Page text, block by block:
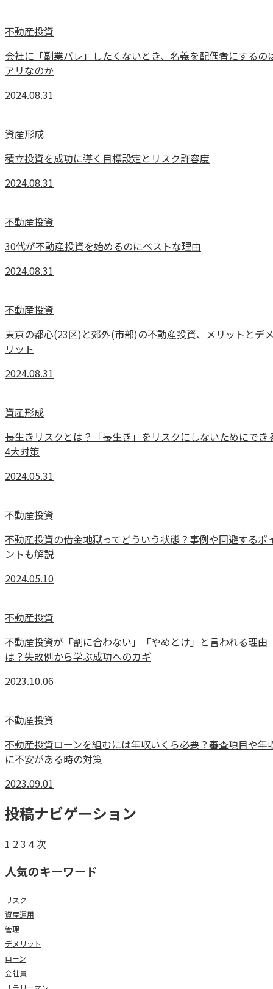
不動産投資
会社に「副業バレ」したくないとき、名義を配偶者にするの
アリなのか
2024.08.31
資産形成
積立投資を成功に導く目標設定とリスク許容度
2024.08.31
不動産投資
30代が不動産投資を始めるのにベストな理由
2024.08.31
不動産投資
東京の都心(23区)と郊外(市部)の不動産投資、メリットとデ
リット
2024.08.31
資産形成
長生きリスクとは？「長生き」をリスクにしないためにでき
4大対策
2024.05.31
不動産投資
不動産投資の借金地獄ってどういう状態？事例や回避するポ
ントも解説
2024.05.10
不動産投資
不動産投資が「割に合わない」「やめとけ」と言われる理由
は？失敗例から学ぶ成功へのカギ
2023.10.06
不動産投資
不動産投資ローンを組むには年収いくら必要？審査項目や年
に不安がある時の対策
2023.09.01
投稿ナビゲーション
1 23 4次
人気のキーワード
リスク
資産運用
管理
デメリット
ローン
会社員